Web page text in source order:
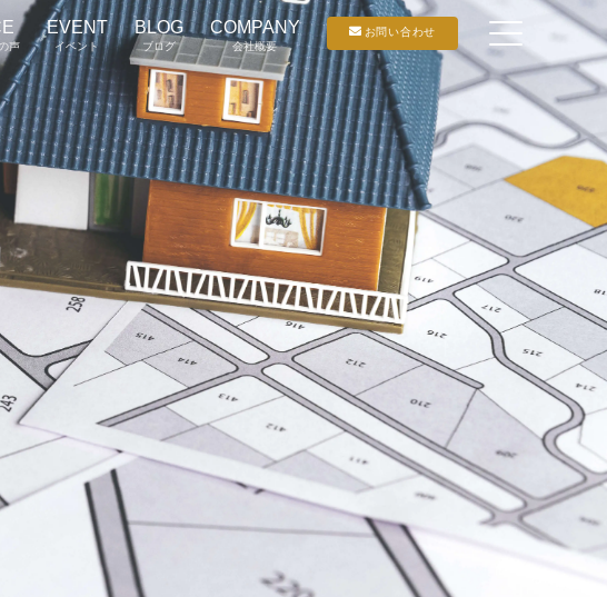
声
EVENT
イベント
BLOG
ブログ
COMPANY
会社概要
お問い合わせ